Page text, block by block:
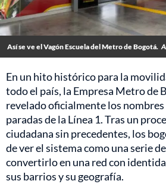
Así se ve el Vagón Escuela del Metro de Bogotá.
En un hito histórico para la
todo el país, la Empresa Metro de
revelado oficialmente los nombres
paradas de la Línea 1. Tras un
ciudadana sin precedentes, los
de ver el sistema como una serie
convertirlo en una red con
sus barrios y su geografía.